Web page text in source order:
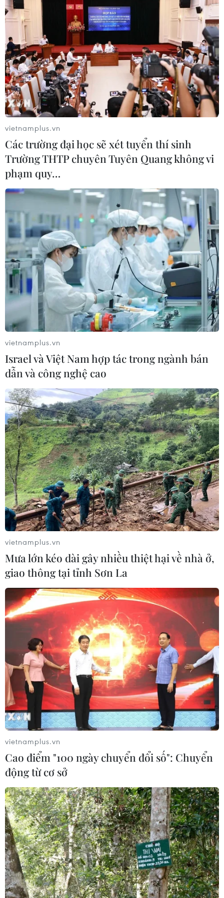
TIN CÙNG CHUYÊN MỤC
vietnamplus.vn
Các trường đại học sẽ xét tuyển thí sinh
Trường THTP chuyên Tuyên Quang không vi
phạm quy…
vietnamplus.vn
Israel và Việt Nam hợp tác trong ngành bán
dẫn và công nghệ cao
vietnamplus.vn
Mưa lớn kéo dài gây nhiều thiệt hại về nhà ở,
giao thông tại tỉnh Sơn La
vietnamplus.vn
Cao điểm "100 ngày chuyển đổi số": Chuyển
động từ cơ sở